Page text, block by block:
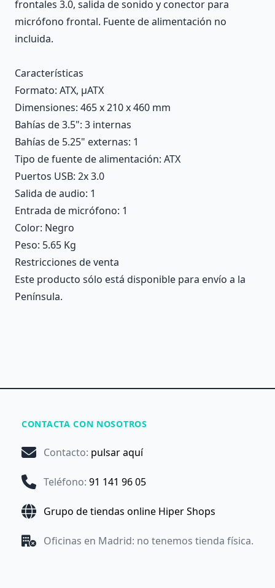
frontales 3.0, salida de sonido y conector para
micrófono frontal. Fuente de alimentación no
incluida.
Características
Formato: ATX, µATX
Dimensiones: 465 x 210 x 460 mm
Bahías de 3.5": 3 internas
Bahías de 5.25" externas: 1
Tipo de fuente de alimentación: ATX
Puertos USB: 2x 3.0
Salida de audio: 1
Entrada de micrófono: 1
Color: Negro
Peso: 5.65 Kg
Restricciones de venta
Este producto sólo está disponible para envío a la
Península.
CONTACTA CON NOSOTROS
Contacto: pulsar aquí
Teléfono: 91 141 96 05
Grupo de tiendas online Hiper Shops
Oficinas en Madrid: no tenemos tienda física.